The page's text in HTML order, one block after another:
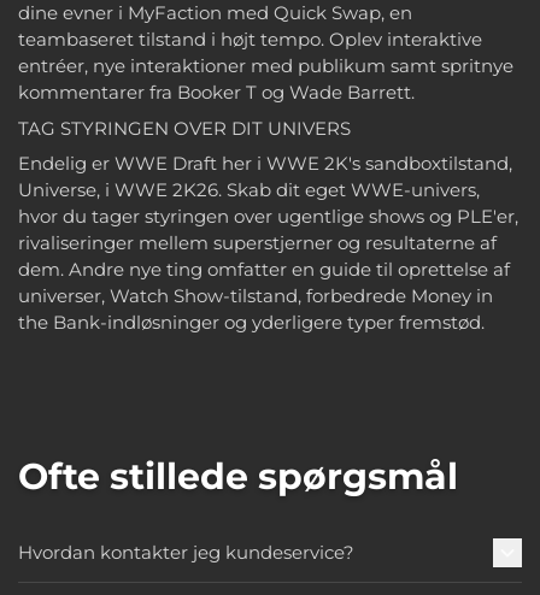
dine evner i MyFaction med Quick Swap, en
teambaseret tilstand i højt tempo. Oplev interaktive
entréer, nye interaktioner med publikum samt spritnye
kommentarer fra Booker T og Wade Barrett.
TAG STYRINGEN OVER DIT UNIVERS
Endelig er WWE Draft her i WWE 2K's sandboxtilstand,
Universe, i WWE 2K26. Skab dit eget WWE-univers,
hvor du tager styringen over ugentlige shows og PLE'er,
rivaliseringer mellem superstjerner og resultaterne af
dem. Andre nye ting omfatter en guide til oprettelse af
universer, Watch Show-tilstand, forbedrede Money in
the Bank-indløsninger og yderligere typer fremstød.
Ofte stillede spørgsmål
Hvordan kontakter jeg kundeservice?